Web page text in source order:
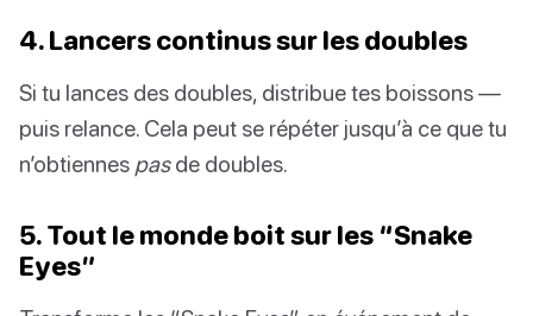
4. Lancers continus sur les doubles
Si tu lances des doubles, distribue tes boissons —
puis relance. Cela peut se répéter jusqu’à ce que tu
n’obtiennes pasde doubles.
5. Tout le monde boit sur les “Snake
Eyes”